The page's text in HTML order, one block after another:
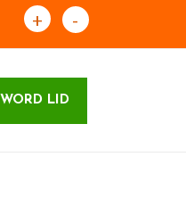
+ -
WORD LID